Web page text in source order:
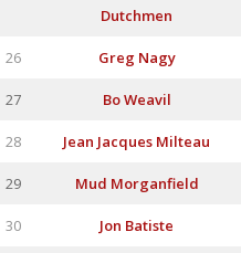
Dutchmen
26 Greg Nagy
27 Bo Weavil
28 Jean Jacques Milteau
29 Mud Morganfield
30 Jon Batiste